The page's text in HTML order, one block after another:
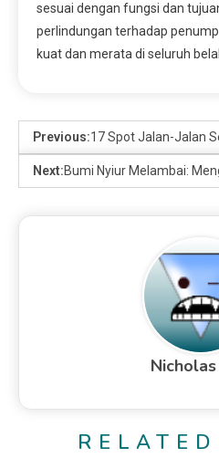
sesuai dengan fungsi dan
perlindungan terhadap
kuat dan merata di seluruh
Previous:17 Spot Jalan-Jalan
Next:Bumi Nyiur Melambai: